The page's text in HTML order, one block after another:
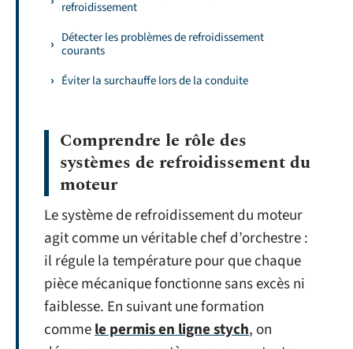
refroidissement
Détecter les problèmes de refroidissement
courants
Éviter la surchauffe lors de la conduite
Comprendre le rôle des
systèmes de refroidissement du
moteur
Le système de refroidissement du moteur
agit comme un véritable chef d’orchestre :
il régule la température pour que chaque
pièce mécanique fonctionne sans excès ni
faiblesse. En suivant une formation
commele permis en ligne stych, on